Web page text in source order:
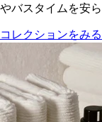
やバスタイムを安
コレクションをみる